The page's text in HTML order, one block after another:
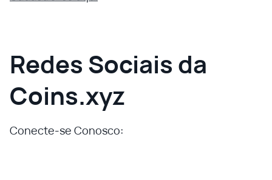
Redes Sociais da
Coins.xyz
Conecte-se Conosco: